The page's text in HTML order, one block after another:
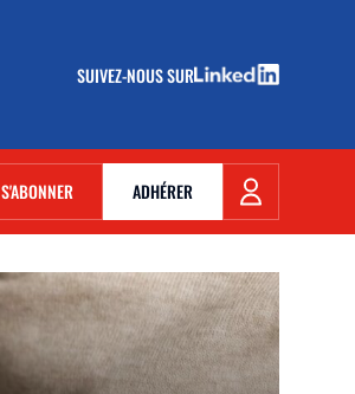
SUIVEZ-NOUS SUR
(NOUVELLE FENÊTRE)
S'ABONNER(NOUVELLE FENÊTRE)
ADHÉRER